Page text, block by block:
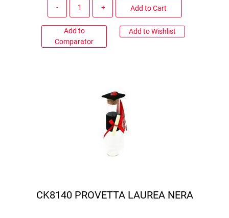
Add to Cart
Add to
Comparator
Add to Wishlist
CK8140 PROVETTA LAUREA NERA